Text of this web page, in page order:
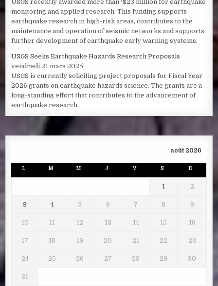
USGS recently awarded more than \$23 million for earthquake
monitoring and applied research. This funding supports
earthquake research in high-risk areas, contributes to the
maintenance and operation of seismic networks and supports
further development of earthquake early warning systems.
USGS Seeks Earthquake Hazards Research Proposals
vendredi 21 mars 2025
USGS is currently soliciting project proposals for Fiscal Year
2026 grants on earthquake hazards science. The grants are a
long-standing effort that contributes to the advancement of
earthquake research.
août 2026
L M M J V S D
1 2
3 4 5 6 7 8 9
10 11 12 13 14 15 16
17 18 19 20 21 22 23
24 25 26 27 28 29 30
31